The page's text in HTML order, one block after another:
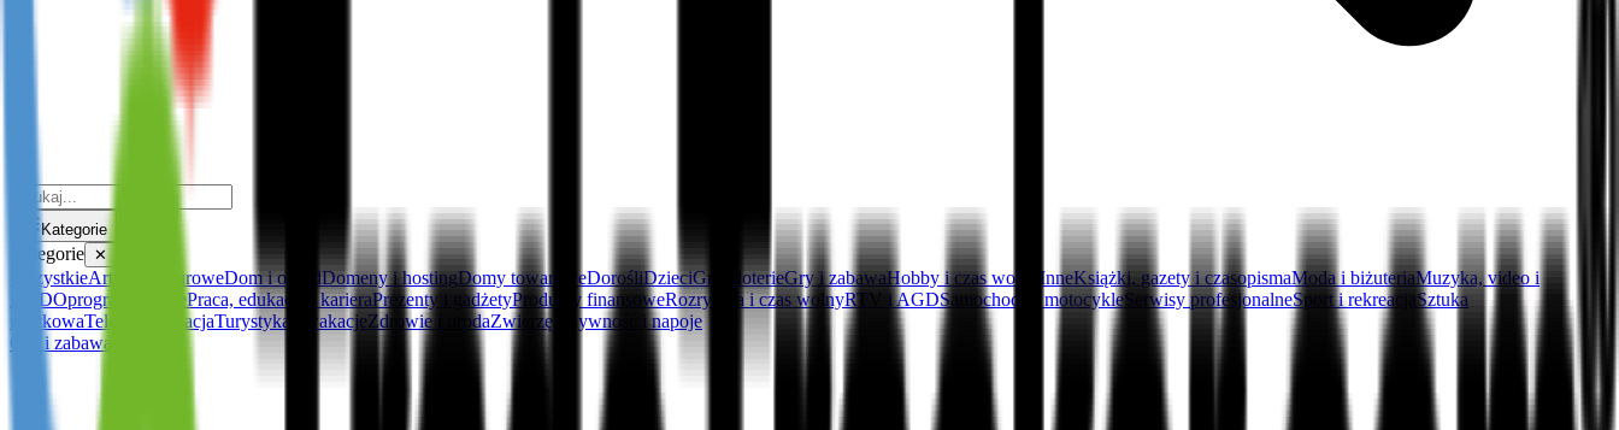
Kategorie
Kategorie ✕
WszystkieArtykuły biuroweDom i ogródDomeny i hostingDomy towaroweDorośliDzieciGry i loterieGry i zabawaHobby i czas wolny InneKsiążki, gazety i czasopismaModa i biżuteriaMuzyka, video i
DVDOprogramowaniePraca, edukacja i karieraPrezenty i gadżetyProdukty finansoweRozrywka i czas wolnyRTV i AGDSamochody i motocykleSerwisy profesjonalneSport i rekreacjaSztuka
użytkowaTelekomunikacjaTurystyka i wakacjeZdrowie i urodaZwierzęta
Żywność i napoje
Gry i zabawa